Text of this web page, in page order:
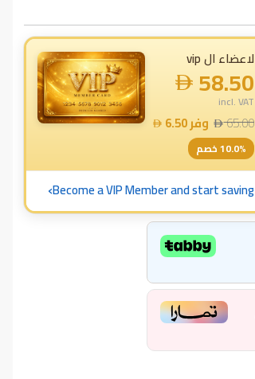
لاعضاء ال vip
58.50
incl. VAT
65.00 وفر6.50
10.0% خصم
Become a VIP Member and start saving
›